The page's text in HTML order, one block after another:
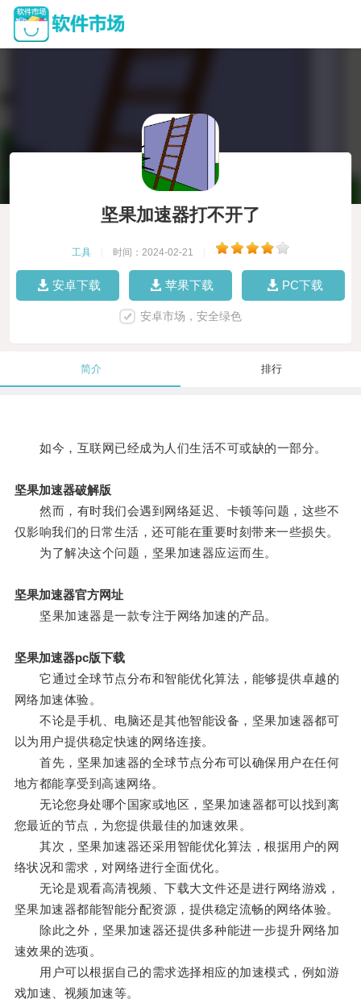
坚果加速器打不开了
工具 时间：2024-02-21
安卓下载 苹果下载 PC下载
安卓市场，安全绿色
简介 排行
如今，互联网已经成为人们生活不可或缺的一部分。
坚果加速器破解版
然而，有时我们会遇到网络延迟、卡顿等问题，这些不
仅影响我们的日常生活，还可能在重要时刻带来一些损失。
为了解决这个问题，坚果加速器应运而生。
坚果加速器官方网址
坚果加速器是一款专注于网络加速的产品。
坚果加速器pc版下载
它通过全球节点分布和智能优化算法，能够提供卓越的
网络加速体验。
不论是手机、电脑还是其他智能设备，坚果加速器都可
以为用户提供稳定快速的网络连接。
首先，坚果加速器的全球节点分布可以确保用户在任何
地方都能享受到高速网络。
无论您身处哪个国家或地区，坚果加速器都可以找到离
您最近的节点，为您提供最佳的加速效果。
其次，坚果加速器还采用智能优化算法，根据用户的网
络状况和需求，对网络进行全面优化。
无论是观看高清视频、下载大文件还是进行网络游戏，
坚果加速器都能智能分配资源，提供稳定流畅的网络体验。
除此之外，坚果加速器还提供多种能进一步提升网络加
速效果的选项。
用户可以根据自己的需求选择相应的加速模式，例如游
戏加速、视频加速等。